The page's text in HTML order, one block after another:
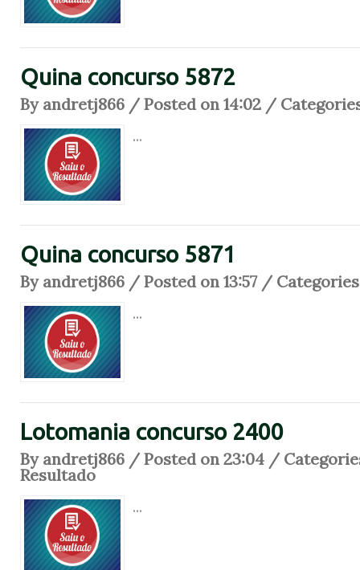
Quina concurso 5872
By andretj866 / Posted on 14:02 /
...
Quina concurso 5871
By andretj866 / Posted on 13:57 /
...
Lotomania concurso 2400
By andretj866 / Posted on 23:04 /
Resultado
...